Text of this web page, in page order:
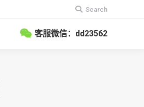
搜
索：
Search
客服微信：dd23562